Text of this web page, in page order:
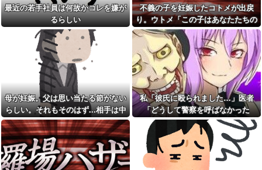
円もするのは狂ってる」大工
「はぁ？じゃ自分で作ってみろ
よ」→結果ｗｗｗｗｗｗ
長男嫁が「お姉ちゃん助け
て」と電話してきた。バカトメ
が、雪の中うちの息子に会いに
来ようとしたらしく...
【画像】俺たちの姫本田望
結、久しぶりに画像を投稿した
結果→やっぱりワイらの姫だっ
たw w w w w w w w w w
寺田心、週6ジム通いで体重
62kg→82kgに 110kgのベンチ
プレス持ち上げる姿披露
【仰天】X、メンエス嬢とラウ
ンジ嬢が熾烈な女の争いを繰り
広げ対戦型になってしまうw w
w w w w w w
【悲報】母親に生活が苦しい
から50万くれって言われて断っ
たら縁切られたんだが
「お食い初めなんて俺になん
のメリットがあるの」「そんな
に大変なら育児やめれば？」冗
談で言ったのに本気に取られて
離婚を言い渡された
14年前に捨てられた元カノの
「托卵」が発覚し間男扱いされ
た。妻の疑いの視線の中、昔捨
てずに残していた『〇〇』を持
ち出した結果←修理屋のオッサ
ンの技術力とノリが神すぎる
彼女と結婚の話をしていた時
に言われたことが衝撃だった
彼女と結婚の話をしていた時
に言われたことが衝撃だった
最近の若手社員は何故かコレを嫌が
るらしい
不義の子を妊娠したコトメが出戻
り。ウトメ「この子はあなたたちの
子として育てて」旦那「ありがと
う」私「勝手に決めないで！」→修
羅場になり…
母が妊娠。父は思い当たる節がない
らしい。それもそのはず...相手は中
1の...
私「彼氏に殴られました…」医者
「どうして警察を呼ばなかった
の？」→医師の厳しい一言で考え方
が変わり…